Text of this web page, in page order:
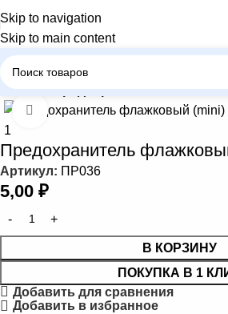
Skip to navigation
Skip to main content
Главная Предохранители
Нажмите, чтобы увеличить
Предохранитель
Артикул: ПР036
5,00 ₽
В КОРЗИНУ
ПОКУПКА В 1
Добавить для сравнения
Добавить в избранное